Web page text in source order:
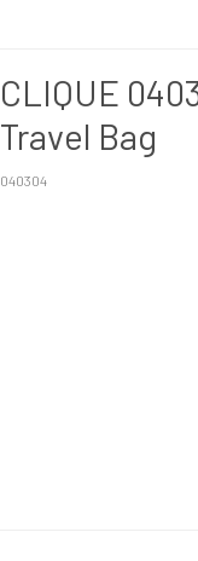
CLIQUE
Travel Bag
040304